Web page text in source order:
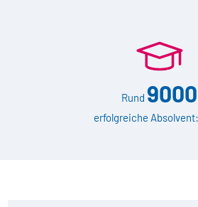
Rund 9000
erfolgreiche